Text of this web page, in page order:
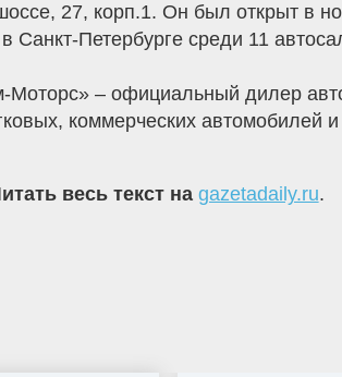
27, корп.1. Он был открыт в
Санкт-Петербурге среди 11
Моторс» – официальный дилер
коммерческих автомобилей
весь текст на gazetadaily.ru.